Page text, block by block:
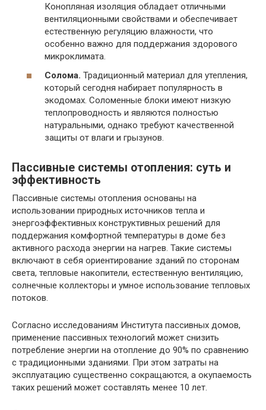
Конопляная изоляция обладает отличными
вентиляционными свойствами и обеспечивает
естественную регуляцию влажности, что
особенно важно для поддержания здорового
микроклимата.
Солома. Традиционный материал для утепления,
который сегодня набирает популярность в
экодомах. Соломенные блоки имеют низкую
теплопроводность и являются полностью
натуральными, однако требуют качественной
защиты от влаги и грызунов.
Пассивные системы отопления: суть и
эффективность
Пассивные системы отопления основаны на
использовании природных источников тепла и
энергоэффективных конструктивных решений для
поддержания комфортной температуры в доме без
активного расхода энергии на нагрев. Такие системы
включают в себя ориентирование зданий по сторонам
света, тепловые накопители, естественную вентиляцию,
солнечные коллекторы и умное использование тепловых
потоков.
Согласно исследованиям Института пассивных домов,
применение пассивных технологий может снизить
потребление энергии на отопление до 90% по сравнению
с традиционными зданиями. При этом затраты на
эксплуатацию существенно сокращаются, а окупаемость
таких решений может составлять менее 10 лет.